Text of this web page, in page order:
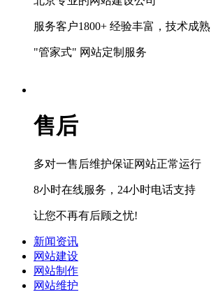
服务客户1800+ 经验丰富，技术成熟
"管家式" 网站定制服务
售后
多对一售后维护保证网站正常运行
8小时在线服务，24小时电话支持
让您不再有后顾之忧!
新闻资讯
网站建设
网站制作
网站维护